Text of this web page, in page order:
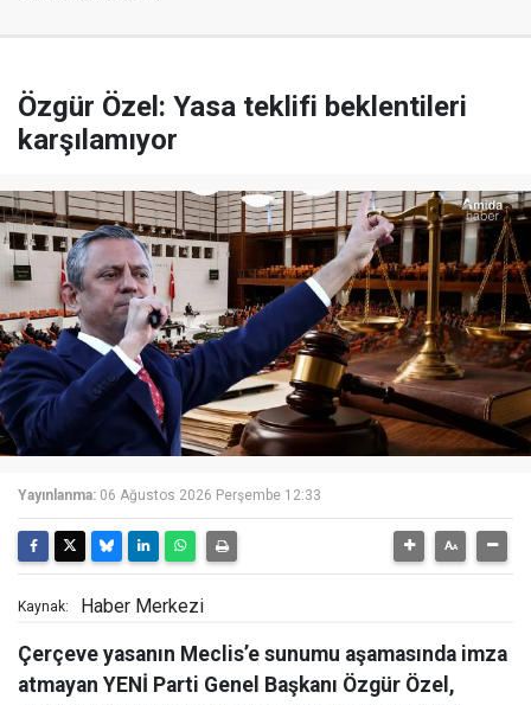
Özgür Özel: Yasa teklifi beklentileri
karşılamıyor
Yayınlanma: 06 Ağustos 2026 Perşembe 12:33
Kaynak: Haber Merkezi
Çerçeve yasanın Meclis’e sunumu aşamasında imza
atmayan YENİ Parti Genel Başkanı Özgür Özel,